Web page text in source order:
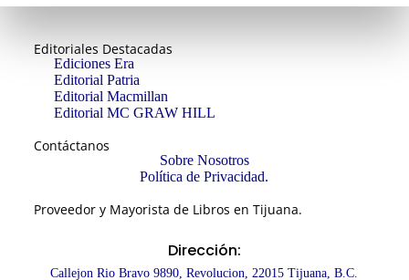
Editoriales Destacadas
Ediciones Era
Editorial Patria
Editorial Macmillan
Editorial MC GRAW HILL
Contáctanos
Sobre Nosotros
Política de Privacidad.
Proveedor y Mayorista de Libros en Tijuana.
Dirección:
Callejon Rio Bravo 9890, Revolucion, 22015 Tijuana, B.C.